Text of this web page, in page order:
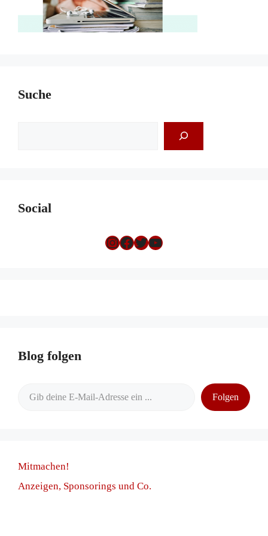
Suche
Social
Instagram
Facebook
Twitter
YouTube
Blog folgen
Folgen
Mitmachen!
Anzeigen, Sponsorings und Co.